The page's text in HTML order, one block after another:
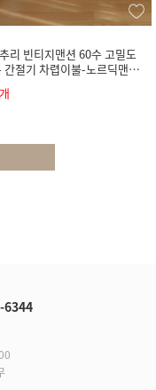
리 빈티지맨션 60수 고밀도
간절기 차렵이불-노르딕맨션
6344